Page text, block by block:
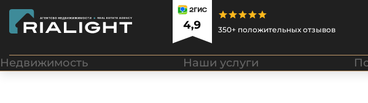
350+ положительных отзывов
Недвижимость Наши услуги